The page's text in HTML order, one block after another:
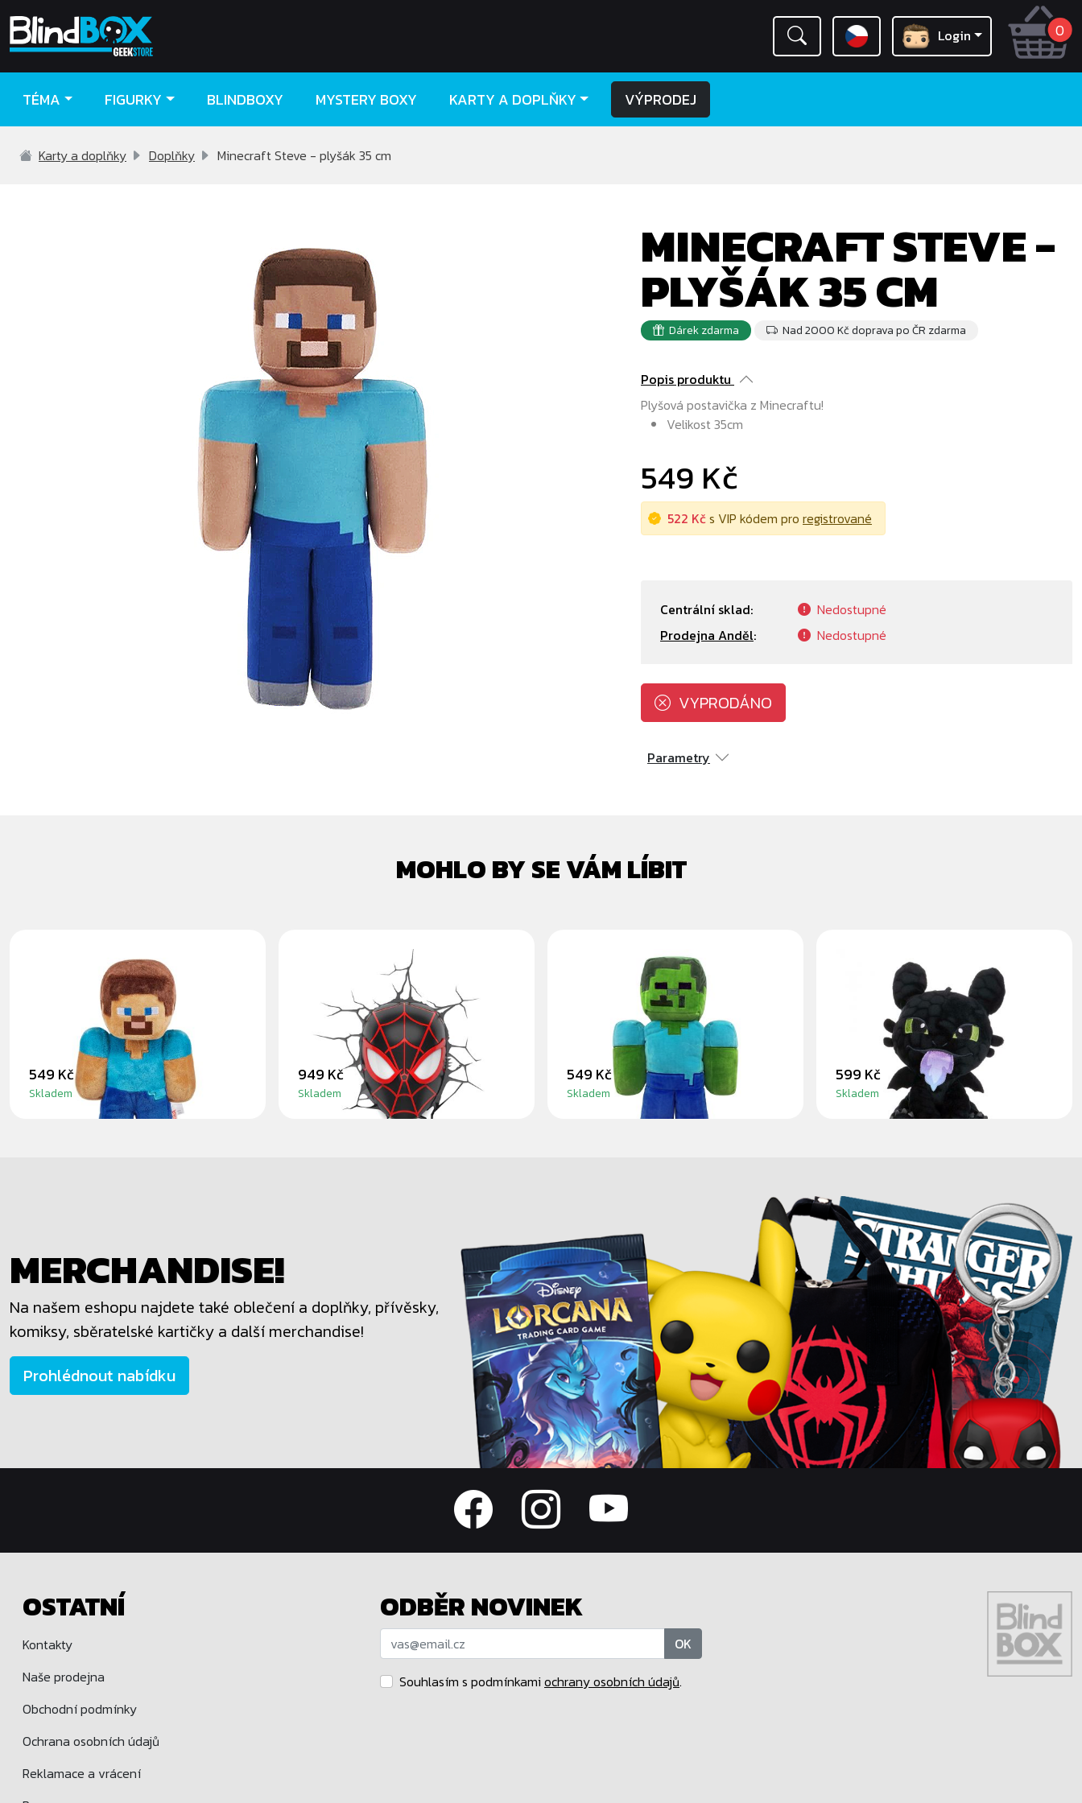
0
Login
TÉMA FIGURKY BLINDBOXY MYSTERY BOXY KARTY A DOPLŇKY VÝPRODEJ
Karty a doplňky Doplňky Minecraft Steve - plyšák 35 cm
MINECRAFT STEVE -
PLYŠÁK 35 CM
Dárek zdarma Nad 2000 Kč doprava po ČR zdarma
Popis produktu
Plyšová postavička z Minecraftu!
Velikost 35cm
549 Kč
522 Kčs VIP kódem pro registrované
Centrální sklad:
Nedostupné
Prodejna Anděl: Nedostupné
VYPRODÁNO
Parametry
MOHLO BY SE VÁM LÍBIT
MINECRAFT STEVE - PLYŠÁK
549 Kč
Skladem
SPIDER-MAN MILES
MORALES 3D DECO LAMPA
949 Kč
Skladem
MINECRAFT ZOMBIE -
PLYŠÁK 30CM
549 Kč
Skladem
BEZZUBKA FIRE 30CM -
PLYŠÁK
599 Kč
Skladem
MERCHANDISE!
Na našem eshopu najdete také oblečení a doplňky, přívěsky,
komiksy, sběratelské kartičky a další merchandise!
Prohlédnout nabídku
OSTATNÍ
Kontakty
Naše prodejna
Obchodní podmínky
Ochrana osobních údajů
Reklamace a vrácení
ODBĚR NOVINEK
OK
Souhlasím s podmínkami ochrany osobních údajů.